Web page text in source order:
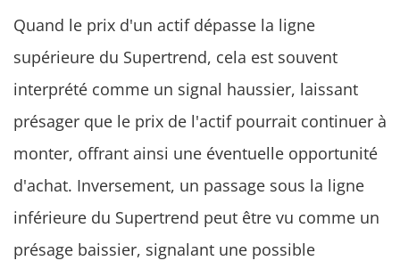
Quand le prix d'un actif dépasse la ligne
supérieure du Supertrend, cela est souvent
interprété comme un signal haussier, laissant
présager que le prix de l'actif pourrait continuer à
monter, offrant ainsi une éventuelle opportunité
d'achat. Inversement, un passage sous la ligne
inférieure du Supertrend peut être vu comme un
présage baissier, signalant une possible